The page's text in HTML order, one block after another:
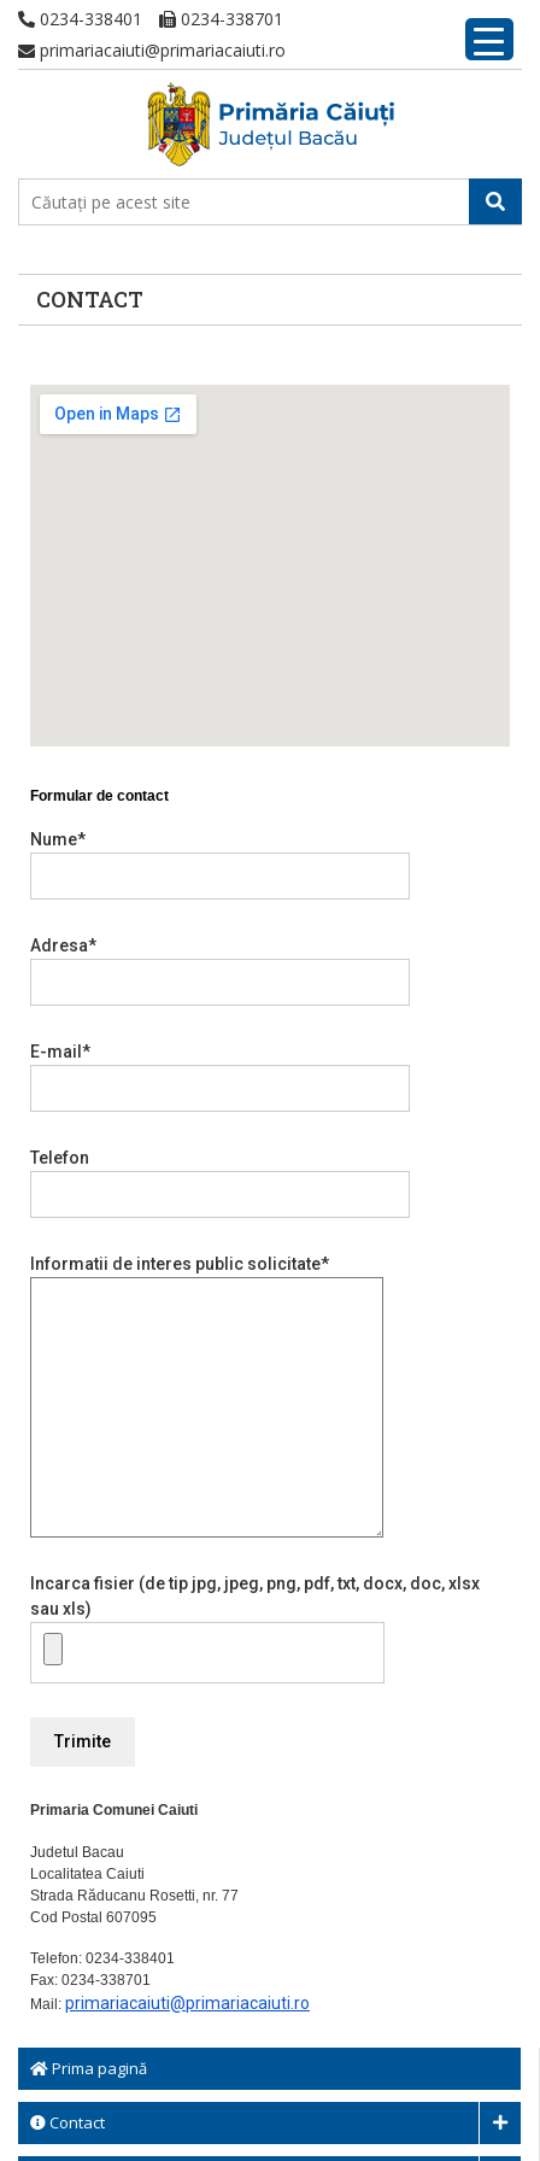
0234-338401
0234-338701
primariacaiuti@primariacaiuti.ro
CONTACT
Prima pagină
Contact
Formular de contact
Nume*
Adresa*
E-mail*
Telefon
Informatii de interes public solicitate*
Incarca fisier (de tip jpg, jpeg, png, pdf, txt, docx, doc, xlsx
sau xls)
Primaria Comunei Caiuti
Judetul Bacau
Localitatea Caiuti
Strada Răducanu Rosetti, nr. 77
Cod Postal 607095
Telefon: 0234-338401
Fax: 0234-338701
Mail: primariacaiuti@primariacaiuti.ro